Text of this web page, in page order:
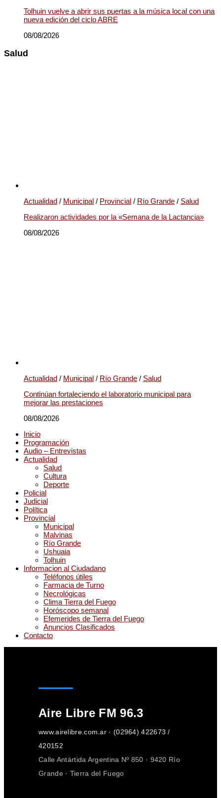
Tolhuin vuelve a abrir sus puertas a la música local con una
nueva edición del ciclo ABRE
08/08/2026
Salud
Actualidad / Municipal / Provincial / Río Grande / Salud
Realizaron actividades por la «Semana de la Lactancia»
08/08/2026
Actualidad / Municipal / Río Grande / Salud
Continúan fortaleciendo el laboratorio municipal para
mejorar las prestaciones
08/08/2026
Inicio
Programación
Audio – Entrevistas
Actualidad
Salud
Cultura
Deporte
Policial
Judicial
Política
Provincial
Municipal
Malvinas
Río Grande
Ushuaia
Tolhuin
Informacion al Ciudadano
Teléfonos útiles
Farmacia de Turno
Necrológicas
Clima Tierra del Fuego
Horóscopo semanal
Efemerides de Tierra del Fuego
Anuncios Clasificados
Contacto
Aire Libre FM 96.3
www.airelibre.com.ar · (02964) 422673 /
420152
Calle Antártida Argentina Nº 850 · 9420 Río
Grande · Tierra del Fuego